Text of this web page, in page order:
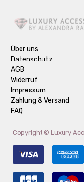
Über uns
Datenschutz
AGB
Widerruf
Impressum
Zahlung & Versand
FAQ
Copyright © Luxury